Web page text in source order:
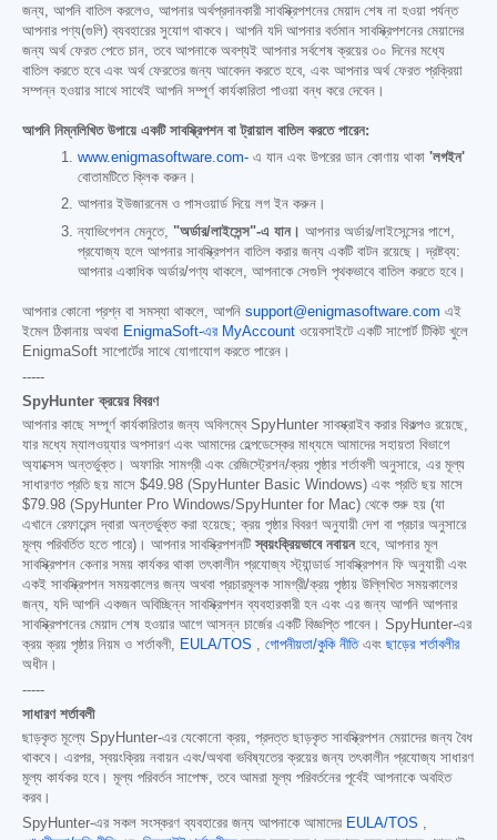
জন্য, আপনি বাতিল করলেও, আপনার অর্থপ্রদানকারী সাবস্ক্রিপশনের মেয়াদ শেষ না হওয়া পর্যন্ত
আপনার পণ্য(গুলি) ব্যবহারের সুযোগ থাকবে। আপনি যদি আপনার বর্তমান সাবস্ক্রিপশনের মেয়াদের
জন্য অর্থ ফেরত পেতে চান, তবে আপনাকে অবশ্যই আপনার সর্বশেষ ক্রয়ের ৩০ দিনের মধ্যে
বাতিল করতে হবে এবং অর্থ ফেরতের জন্য আবেদন করতে হবে, এবং আপনার অর্থ ফেরত প্রক্রিয়া
সম্পন্ন হওয়ার সাথে সাথেই আপনি সম্পূর্ণ কার্যকারিতা পাওয়া বন্ধ করে দেবেন।
আপনি নিম্নলিখিত উপায়ে একটি সাবস্ক্রিপশন বা ট্রায়াল বাতিল করতে পারেন:
www.enigmasoftware.com- এ যান এবং উপরের ডান কোণায় থাকা 'লগইন'
বোতামটিতে ক্লিক করুন।
আপনার ইউজারনেম ও পাসওয়ার্ড দিয়ে লগ ইন করুন।
ন্যাভিগেশন মেনুতে, "অর্ডার/লাইসেন্স"-এ যান। আপনার অর্ডার/লাইসেন্সের পাশে,
প্রযোজ্য হলে আপনার সাবস্ক্রিপশন বাতিল করার জন্য একটি বাটন রয়েছে। দ্রষ্টব্য:
আপনার একাধিক অর্ডার/পণ্য থাকলে, আপনাকে সেগুলি পৃথকভাবে বাতিল করতে হবে।
আপনার কোনো প্রশ্ন বা সমস্যা থাকলে, আপনি support@enigmasoftware.com এই
ইমেল ঠিকানায় অথবা EnigmaSoft-এর MyAccount ওয়েবসাইটে একটি সাপোর্ট টিকিট খুলে
EnigmaSoft সাপোর্টের সাথে যোগাযোগ করতে পারেন।
-----
SpyHunter ক্রয়ের বিবরণ
আপনার কাছে সম্পূর্ণ কার্যকারিতার জন্য অবিলম্বে SpyHunter সাবস্ক্রাইব করার বিকল্পও রয়েছে,
যার মধ্যে ম্যালওয়্যার অপসারণ এবং আমাদের হেল্পডেস্কের মাধ্যমে আমাদের সহায়তা বিভাগে
অ্যাক্সেস অন্তর্ভুক্ত। অফারিং সামগ্রী এবং রেজিস্ট্রেশন/ক্রয় পৃষ্ঠার শর্তাবলী অনুসারে, এর মূল্য
সাধারণত প্রতি ছয় মাসে $49.98 (SpyHunter Basic Windows) এবং প্রতি ছয় মাসে
$79.98 (SpyHunter Pro Windows/SpyHunter for Mac) থেকে শুরু হয় (যা
এখানে রেফারেন্স দ্বারা অন্তর্ভুক্ত করা হয়েছে; ক্রয় পৃষ্ঠার বিবরণ অনুযায়ী দেশ বা প্রচার অনুসারে
মূল্য পরিবর্তিত হতে পারে)। আপনার সাবস্ক্রিপশনটিস্বয়ংক্রিয়ভাবে নবায়নহবে, আপনার মূল
সাবস্ক্রিপশন কেনার সময় কার্যকর থাকা তৎকালীন প্রযোজ্য স্ট্যান্ডার্ড সাবস্ক্রিপশন ফি অনুযায়ী এবং
একই সাবস্ক্রিপশন সময়কালের জন্য অথবা প্রচারমূলক সামগ্রী/ক্রয় পৃষ্ঠায় উল্লিখিত সময়কালের
জন্য, যদি আপনি একজন অবিচ্ছিন্ন সাবস্ক্রিপশন ব্যবহারকারী হন এবং এর জন্য আপনি আপনার
সাবস্ক্রিপশনের মেয়াদ শেষ হওয়ার আগে আসন্ন চার্জের একটি বিজ্ঞপ্তি পাবেন। SpyHunter-এর
ক্রয় ক্রয় পৃষ্ঠার নিয়ম ও শর্তাবলী,
EULA/TOS গোপনীয়তা/কুকি নীতিএবং ছাড়ের শর্তাবলীর
অধীন।
-----
সাধারণ শর্তাবলী
ছাড়কৃত মূল্যে SpyHunter-এর যেকোনো ক্রয়, প্রদত্ত ছাড়কৃত সাবস্ক্রিপশন মেয়াদের জন্য বৈধ
থাকবে। এরপর, স্বয়ংক্রিয় নবায়ন এবং/অথবা ভবিষ্যতের ক্রয়ের জন্য তৎকালীন প্রযোজ্য সাধারণ
মূল্য কার্যকর হবে। মূল্য পরিবর্তন সাপেক্ষ, তবে আমরা মূল্য পরিবর্তনের পূর্বেই আপনাকে অবহিত
করব।
SpyHunter-এর সকল সংস্করণ ব্যবহারের জন্য আপনাকে আমাদের EULA/TOS